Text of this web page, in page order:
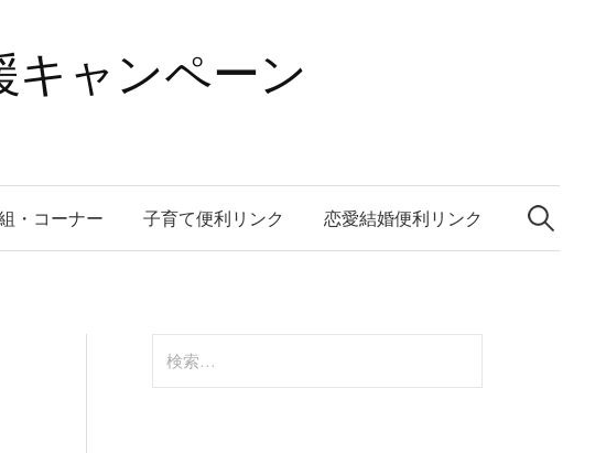
キャンペーン
・コーナー 子育て便利リンク 恋愛結婚便利リンク
検
索:
索: